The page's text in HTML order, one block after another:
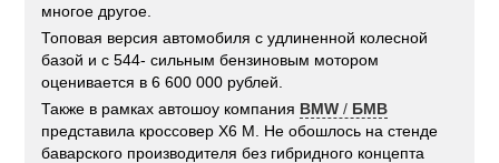
многое другое.
Топовая версия автомобиля с удлиненной колесной
базой и с 544- сильным бензиновым мотором
оценивается в 6 600 000 рублей.
Также в рамках автошоу компания BMW / БМВ
представила кроссовер X6 M. Не обошлось на стенде
баварского производителя без гибридного концепта